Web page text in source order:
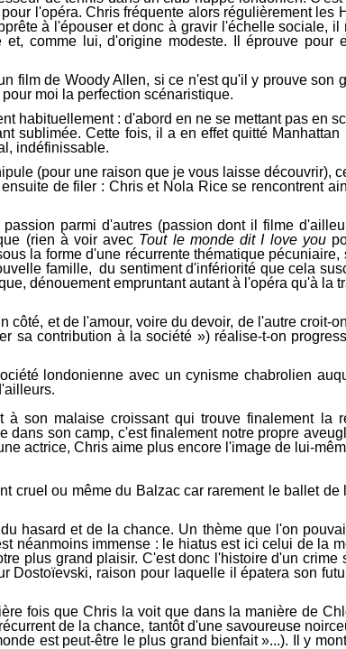
l'opéra. Chris fréquente alors régulièrement les
à l'épouser et donc à gravir l'échelle sociale,
comme lui, d'origine modeste. Il éprouve pour
film de Woody Allen, si ce n'est qu'il y prouve son
moi la perfection scénaristique.
habituellement : d'abord en ne se mettant pas en
sublimée. Cette fois, il a en effet quitté
indéfinissable.
(pour une raison que je vous laisse découvrir),
de filer : Chris et Nola Rice se rencontrent
parmi d'autres (passion dont il filme
(rien à voir avec Tout le monde dit I love you
la forme d'une récurrente thématique
famille, du sentiment d'infériorité que cela
dénouement empruntant autant à l'opéra qu'à la
et de l'amour, voire du devoir, de l'autre croit-
sa contribution à la société ») réalise-t-on
londonienne avec un cynisme chabrolien
son malaise croissant qui trouve finalement la
son camp, c'est finalement notre propre
actrice, Chris aime plus encore l'image de lui-
cruel ou même du Balzac car rarement le ballet
hasard et de la chance. Un thème que l'on
néanmoins immense : le hiatus est ici celui de la
plus grand plaisir. C'est donc l'histoire d'un crime
raison pour laquelle il épatera son
fois que Chris la voit que dans la manière de
de la chance, tantôt d'une savoureuse
est peut-être le plus grand bienfait »...). Il y